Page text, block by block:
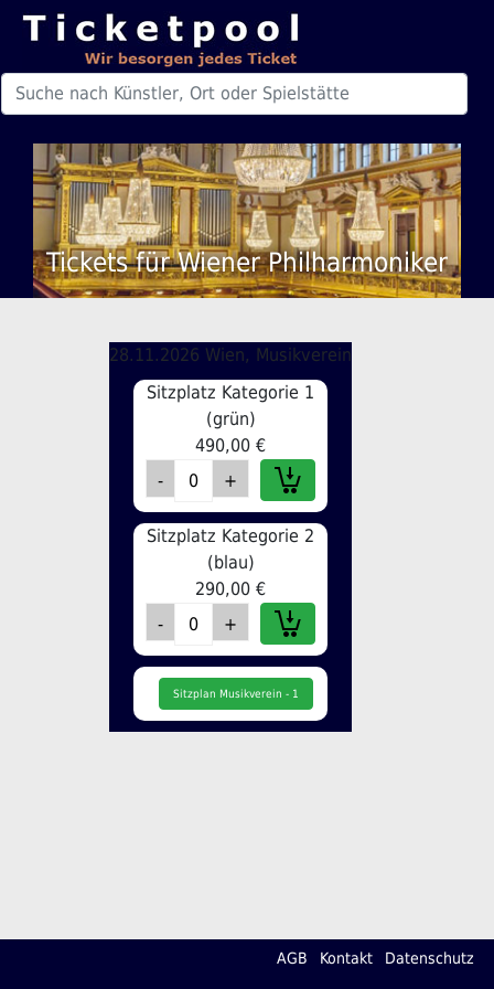
Tickets für Wiener Philharmoniker
28.11.2026 Wien, Musikverein
Sitzplatz Kategorie 1
(grün)
490,00 €
Sitzplatz Kategorie 2
(blau)
290,00 €
Sitzplan Musikverein - 1
AGB Kontakt Datenschutz